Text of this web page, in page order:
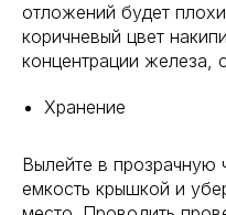
отложений будет
коричневый цвет
концентрации железа,
Хранение
Вылейте в прозрачную
емкость крышкой и